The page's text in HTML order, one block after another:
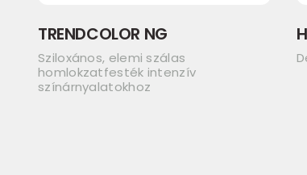
TRENDCOLOR NG
Sziloxános, elemi szálas
homlokzatfesték intenzív
színárnyalatokhoz